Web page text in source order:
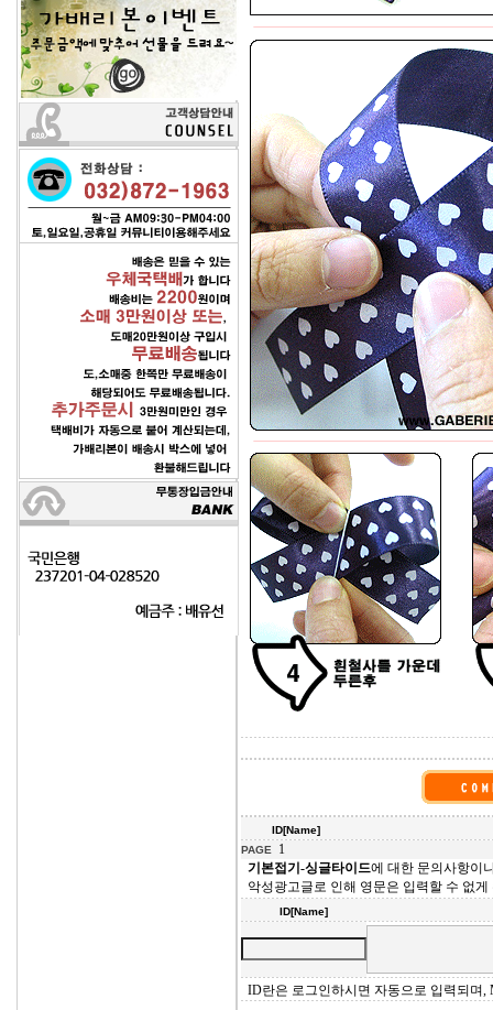
ID[Name]
PAGE
1
기본접기-싱글타이드에 대한 문의사항이
악성광고글로 인해 영문은 입력할 수 없
ID[Name]
ID란은 로그인하시면 자동으로 입력되며